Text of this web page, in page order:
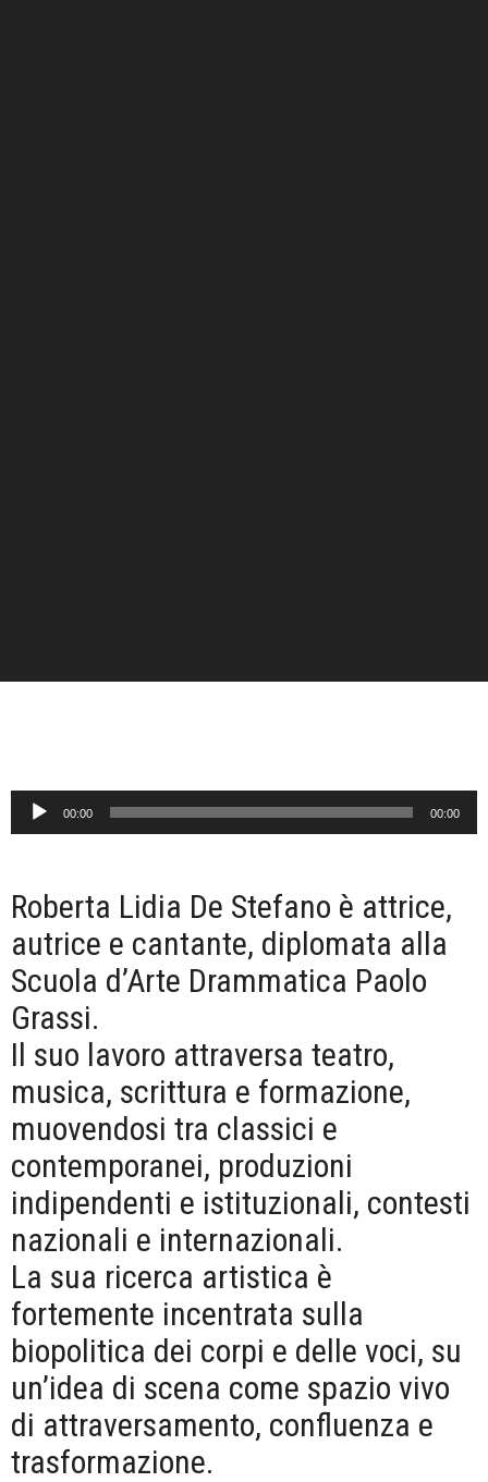
Audio
00:00 00:00
Roberta Lidia De Stefano è attrice,
autrice e cantante, diplomata alla
Scuola d’Arte Drammatica Paolo
Grassi.
Il suo lavoro attraversa teatro,
musica, scrittura e formazione,
muovendosi tra classici e
contemporanei, produzioni
indipendenti e istituzionali, contesti
nazionali e internazionali.
La sua ricerca artistica è
fortemente incentrata sulla
biopolitica dei corpi e delle voci, su
un’idea di scena come spazio vivo
di attraversamento, confluenza e
trasformazione.